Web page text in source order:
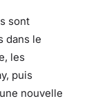
sont
dans le
les
puis
nouvelle